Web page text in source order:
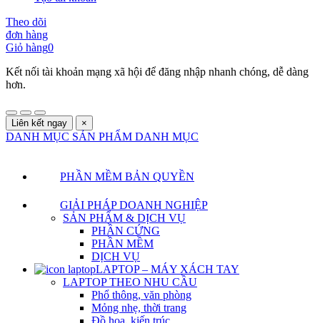
Theo dõi
đơn hàng
Giỏ hàng0
Kết nối tài khoản mạng xã hội để đăng nhập nhanh chóng, dễ dàng
hơn.
Liên kết ngay ×
DANH MỤC SẢN PHẨM DANH MỤC
PHẦN MỀM BẢN QUYỀN
GIẢI PHÁP DOANH NGHIỆP
SẢN PHẨM & DỊCH VỤ
PHẦN CỨNG
PHẦN MỀM
DỊCH VỤ
LAPTOP – MÁY XÁCH TAY
LAPTOP THEO NHU CẦU
Phổ thông, văn phòng
Mỏng nhẹ, thời trang
Đồ họa, kiến trúc